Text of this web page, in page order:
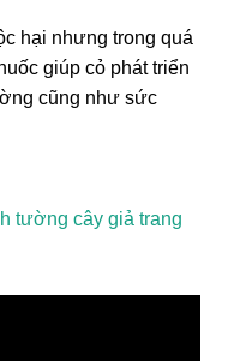
hại nhưng trong quá
giúp cỏ phát triển
cũng như sức
tường cây giả trang